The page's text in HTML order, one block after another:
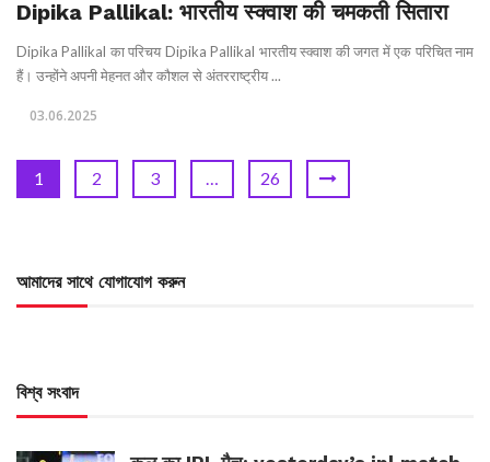
Dipika Pallikal: भारतीय स्क्वाश की चमकती सितारा
Dipika Pallikal का परिचय Dipika Pallikal भारतीय स्क्वाश की जगत में एक परिचित नाम
हैं। उन्होंने अपनी मेहनत और कौशल से अंतरराष्ट्रीय ...
03.06.2025
1 2 3 … 26
আমাদের সাথে যোগাযোগ করুন
বিশ্ব সংবাদ